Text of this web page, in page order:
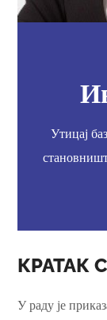
Утицај
КРАТАК
У раду је